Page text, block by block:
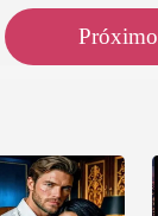
Próximo